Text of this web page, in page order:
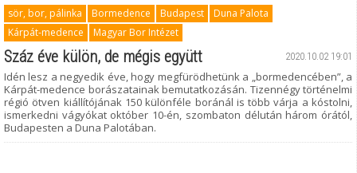
sör, bor, pálinka Bormedence Budapest
Duna Palota
Kárpát-medence
Magyar Bor Intézet
2020.10.02 19:01
Száz éve külön, de mégis együtt
Idén lesz a negyedik éve, hogy megfürödhetünk a „bormedencében”, a
Kárpát-medence borászatainak bemutatkozásán. Tizennégy történelmi
régió ötven kiállítójának 150 különféle boránál is több várja a kóstolni,
ismerkedni vágyókat október 10-én, szombaton délután három órától,
Budapesten a Duna Palotában.